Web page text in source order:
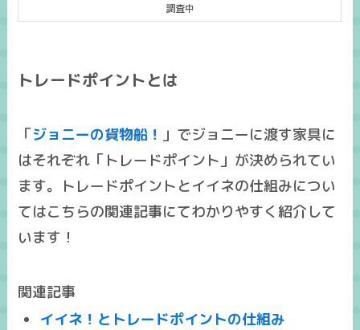
調査中
トレードポイントとは
「ジョニーの貨物船！ 」でジョニーに渡す家具に
はそれぞれ「トレードポイント」が決められてい
ます。トレードポイントとイイネの仕組みについ
てはこちらの関連記事にてわかりやすく紹介して
います！
関連記事
イイネ！とトレードポイントの仕組み